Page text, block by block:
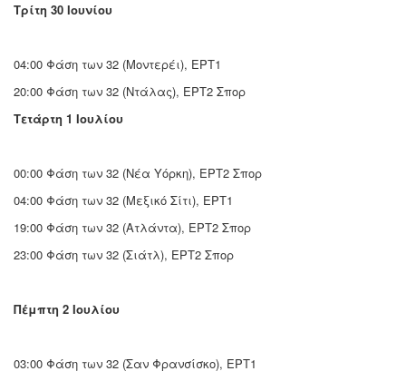
Τρίτη 30 Ιουνίου
04:00 Φάση των 32 (Μοντερέι), ΕΡΤ1
20:00 Φάση των 32 (Ντάλας), ΕΡΤ2 Σπορ
Τετάρτη 1 Ιουλίου
00:00 Φάση των 32 (Νέα Υόρκη), ΕΡΤ2 Σπορ
04:00 Φάση των 32 (Μεξικό Σίτι), ΕΡΤ1
19:00 Φάση των 32 (Ατλάντα), ΕΡΤ2 Σπορ
23:00 Φάση των 32 (Σιάτλ), ΕΡΤ2 Σπορ
Πέμπτη 2 Ιουλίου
03:00 Φάση των 32 (Σαν Φρανσίσκο), ΕΡΤ1